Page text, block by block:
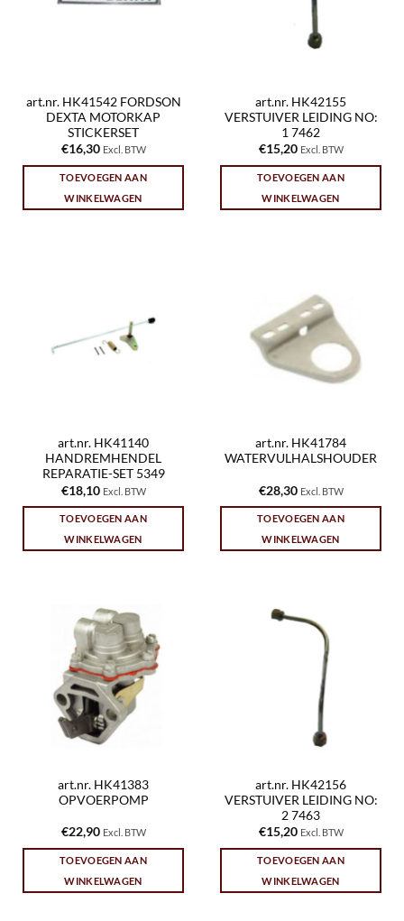
art.nr. HK41542 FORDSON
DEXTA MOTORKAP
STICKERSET
€16,30 Excl. BTW
TOEVOEGEN AAN
WINKELWAGEN
art.nr. HK42155
VERSTUIVER LEIDING NO:
1 7462
€15,20 Excl. BTW
TOEVOEGEN AAN
WINKELWAGEN
art.nr. HK41140
HANDREMHENDEL
REPARATIE-SET 5349
€18,10 Excl. BTW
TOEVOEGEN AAN
WINKELWAGEN
art.nr. HK41784
WATERVULHALSHOUDER
€28,30 Excl. BTW
TOEVOEGEN AAN
WINKELWAGEN
art.nr. HK41383
OPVOERPOMP
€22,90 Excl. BTW
TOEVOEGEN AAN
WINKELWAGEN
art.nr. HK42156
VERSTUIVER LEIDING NO:
2 7463
€15,20 Excl. BTW
TOEVOEGEN AAN
WINKELWAGEN